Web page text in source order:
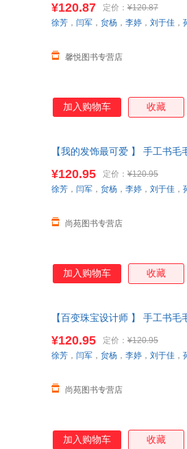
当当客服
¥120.87 定价： ¥120.87
馨悦图书专营店
徐芳 ， 闫军 ， 贠杨 ， 李婷 ， 刘于佳 ，
加入购物车 收藏
【我的发饰最可爱 】 手工书
货【让您无忧购物】
¥120.95 定价： ¥120.95
尚苑图书专营店
徐芳 ， 闫军 ， 贠杨 ， 李婷 ， 刘于佳 ，
加入购物车 收藏
【百变珠宝设计师 】 手工书
货【让您无忧购物】
¥120.95 定价： ¥120.95
尚苑图书专营店
徐芳 ， 闫军 ， 贠杨 ， 李婷 ， 刘于佳 ，
加入购物车 收藏